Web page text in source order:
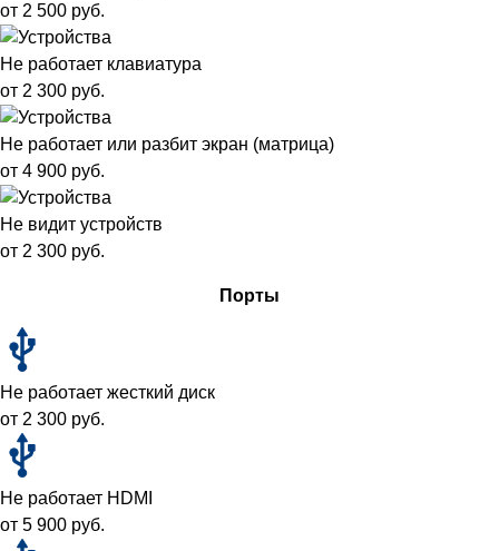
от 2 500 руб.
Не работает клавиатура
от 2 300 руб.
Не работает или разбит экран (матрица)
от 4 900 руб.
Не видит устройств
от 2 300 руб.
Порты
Не работает жесткий диск
от 2 300 руб.
Не работает HDMI
от 5 900 руб.